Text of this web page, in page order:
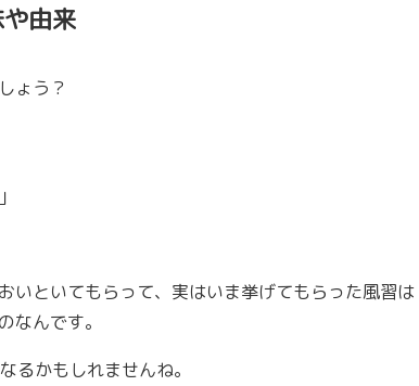
由来
ょう？
いといてもらって、実はいま挙げてもらった風習は
なんです。
るかもしれませんね。